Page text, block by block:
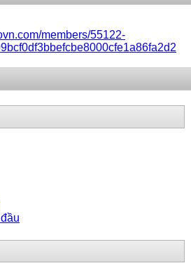
members/55122-